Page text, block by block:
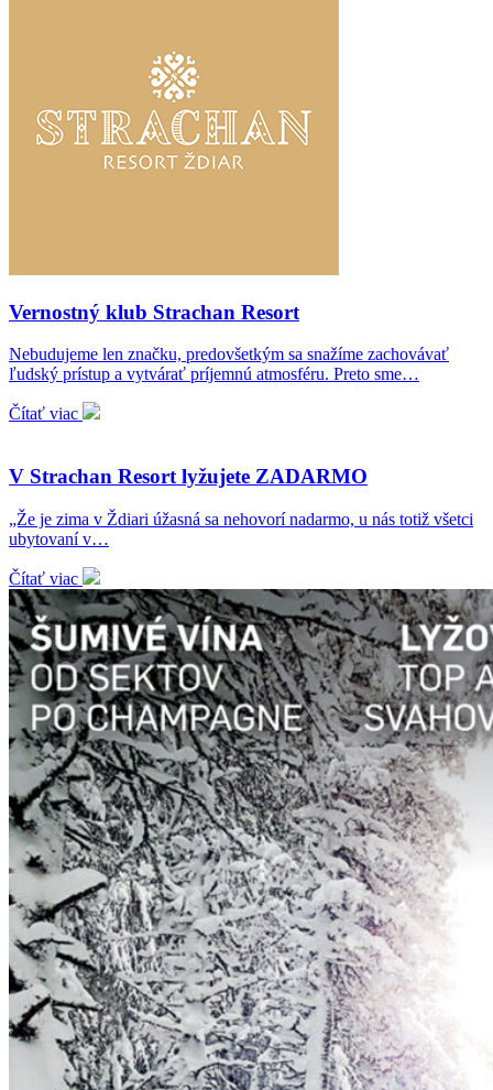
Vernostný klub Strachan Resort
Nebudujeme len značku, predovšetkým sa snažíme zachovávať
ľudský prístup a vytvárať príjemnú atmosféru. Preto sme…
Čítať viac
V Strachan Resort lyžujete ZADARMO
„Že je zima v Ždiari úžasná sa nehovorí nadarmo, u nás totiž všetci
ubytovaní v…
Čítať viac